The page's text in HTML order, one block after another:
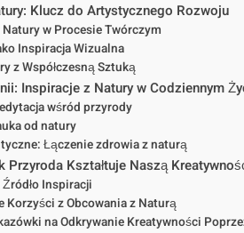
Klucz do Artystycznego Rozwoju
w Procesie Twórczym
Inspiracja Wizualna
z Współczesną Sztuką
Inspiracje z Natury w Codziennym
wśród przyrody
od natury
Łączenie zdrowia z naturą
Przyroda Kształtuje Naszą
Inspiracji
Korzyści z Obcowania z Naturą
na Odkrywanie Kreatywności